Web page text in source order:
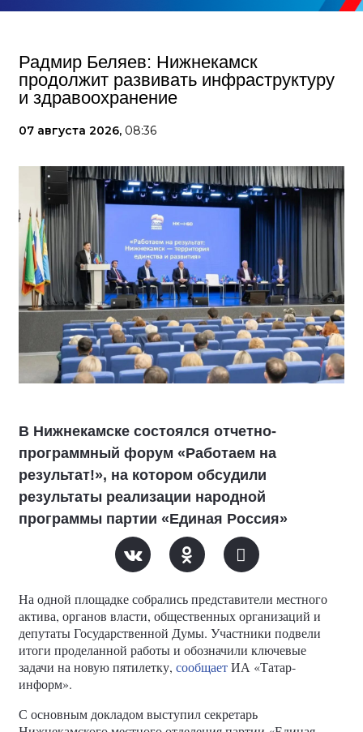
Радмир Беляев: Нижнекамск
продолжит развивать инфраструктуру
и здравоохранение
07 августа 2026, 08:36
В Нижнекамске состоялся отчетно-
программный форум «Работаем на
результат!», на котором обсудили
результаты реализации народной
программы партии «Единая Россия»
На одной площадке собрались представители местного
актива, органов власти, общественных организаций и
депутаты Государственной Думы. Участники подвели
итоги проделанной работы и обозначили ключевые
задачи на новую пятилетку, сообщаетИА «Татар-
информ».
С основным докладом выступил секретарь